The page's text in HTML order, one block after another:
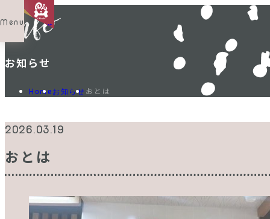
Menu Shop List
お知らせ
Home お知らせ おとは
2026.03.19
おとは